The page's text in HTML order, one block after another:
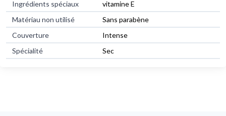
Ingrédients spéciaux
vitamine E
Matériau non utilisé
Sans parabène
Couverture
Intense
Spécialité
Sec